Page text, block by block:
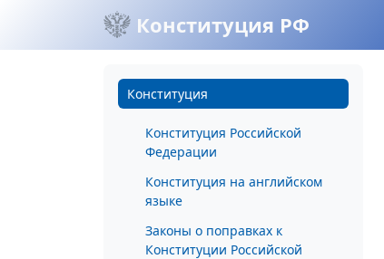
Конституция РФ
Конституция
Конституция Российской
Федерации
Конституция на английском
языке
Законы о поправках к
Конституции Российской